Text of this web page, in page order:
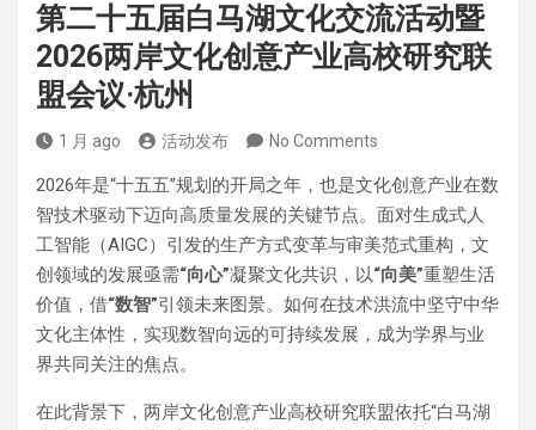
第二十五届白马湖文化交流活动暨
2026两岸文化创意产业高校研究联
盟会议·杭州
1 月 ago 活动发布 No Comments
2026年是“十五五”规划的开局之年，也是文化创意产业在数
智技术驱动下迈向高质量发展的关键节点。面对生成式人
工智能（AIGC）引发的生产方式变革与审美范式重构，文
创领域的发展亟需“向心”凝聚文化共识，以“向美”重塑生活
价值，借“数智”引领未来图景。如何在技术洪流中坚守中华
文化主体性，实现数智向远的可持续发展，成为学界与业
界共同关注的焦点。
在此背景下，两岸文化创意产业高校研究联盟依托“白马湖